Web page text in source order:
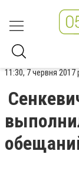
11:30, 7 червня 2017